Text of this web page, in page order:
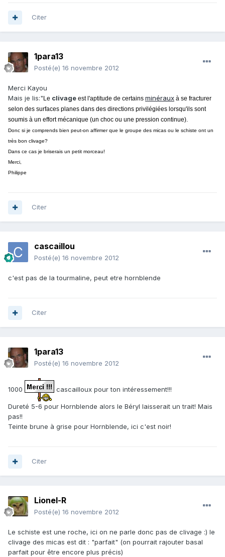
Citer
1para13
Posté(e) 16 novembre 2012
Merci Kayou
Mais je lis:" Le clivage est l'aptitude de certains minéraux à se fracturer
selon des surfaces planes dans des directions privilégiées lorsqu'ils sont
soumis à un effort mécanique (un choc ou une pression continue).
Donc si je comprends bien peut-on affirmer que le groupe des micas ou le schiste ont un
très bon clivage?
Dans ce cas je briserais un petit morceau!
Merci,
Philippe
Citer
cascaillou
Posté(e) 16 novembre 2012
c'est pas de la tourmaline, peut etre hornblende
Citer
1para13
Posté(e) 16 novembre 2012
1000 cascailloux pour ton intéressement!!!
Dureté 5-6 pour Hornblende alors le Béryl laisserait un trait! Mais
pas!!
Teinte brune à grise pour Hornblende, ici c'est noir!
Citer
Lionel-R
Posté(e) 16 novembre 2012
Le schiste est une roche, ici on ne parle donc pas de clivage :) le
clivage des micas est dit : "parfait" (on pourrait rajouter basal
parfait pour être encore plus précis)